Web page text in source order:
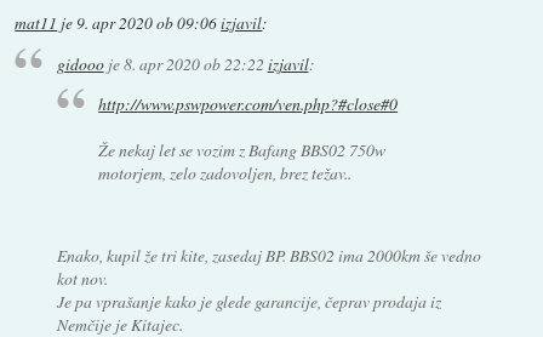
mat11 je9. apr 2020 ob 09:06izjavil:
gidoooje8. apr 2020 ob 22:22 izjavil:
http://www.pswpower.com/ven.php?#close#0
Že nekaj let se vozim z Bafang BBS02 750w
motorjem, zelo zadovoljen, brez težav..
Enako, kupil že tri kite, zasedaj BP. BBS02 ima 2000km še vedno
kot nov.
Je pa vprašanje kako je glede garancije, čeprav prodaja iz
Nemčije je Kitajec.